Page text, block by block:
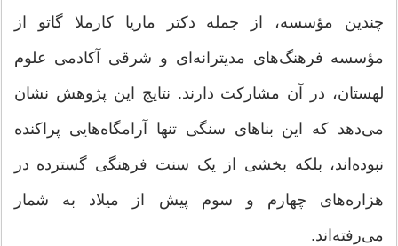
چندین مؤسسه، از جمله دکتر ماریا کارملا گاتو از
مؤسسه فرهنگ‌های مدیترانه‌ای و شرقی آکادمی علوم
لهستان، در آن مشارکت دارند. نتایج این پژوهش نشان
می‌دهد که این بناهای سنگی تنها آرامگاه‌هایی پراکنده
نبوده‌اند، بلکه بخشی از یک سنت فرهنگی گسترده در
هزاره‌های چهارم و سوم پیش از میلاد به شمار
می‌رفته‌اند.